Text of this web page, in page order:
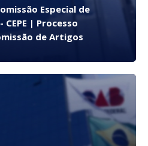
Especial de
| Processo
de Artigos